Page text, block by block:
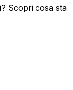
Scopri cosa sta